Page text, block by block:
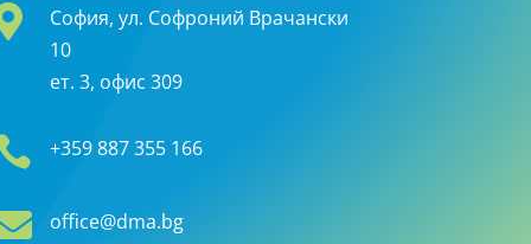
София, ул. Софроний Врачански
10
ет. 3, офис 309
+359 887 355 166
office@dma.bg